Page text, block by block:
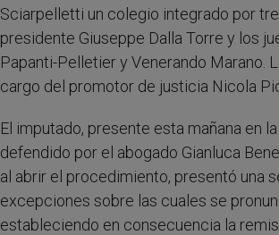
Sciarpelletti un colegio integrado por
presidente Giuseppe Dalla Torre y los
Papanti-Pelletier y Venerando Marano.
cargo del promotor de justicia Nicola
El imputado, presente esta mañana en
defendido por el abogado Gianluca
al abrir el procedimiento, presentó una
excepciones sobre las cuales se
estableciendo en consecuencia la